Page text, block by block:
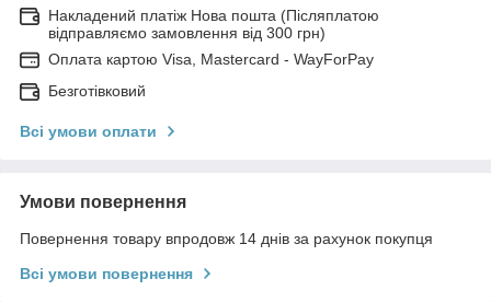
Накладений платіж Нова пошта (Післяплатою
відправляємо замовлення від 300 грн)
Оплата картою Visa, Mastercard - WayForPay
Безготівковий
Всі умови оплати
Умови повернення
Повернення товару впродовж 14 днів за рахунок покупця
Всі умови повернення